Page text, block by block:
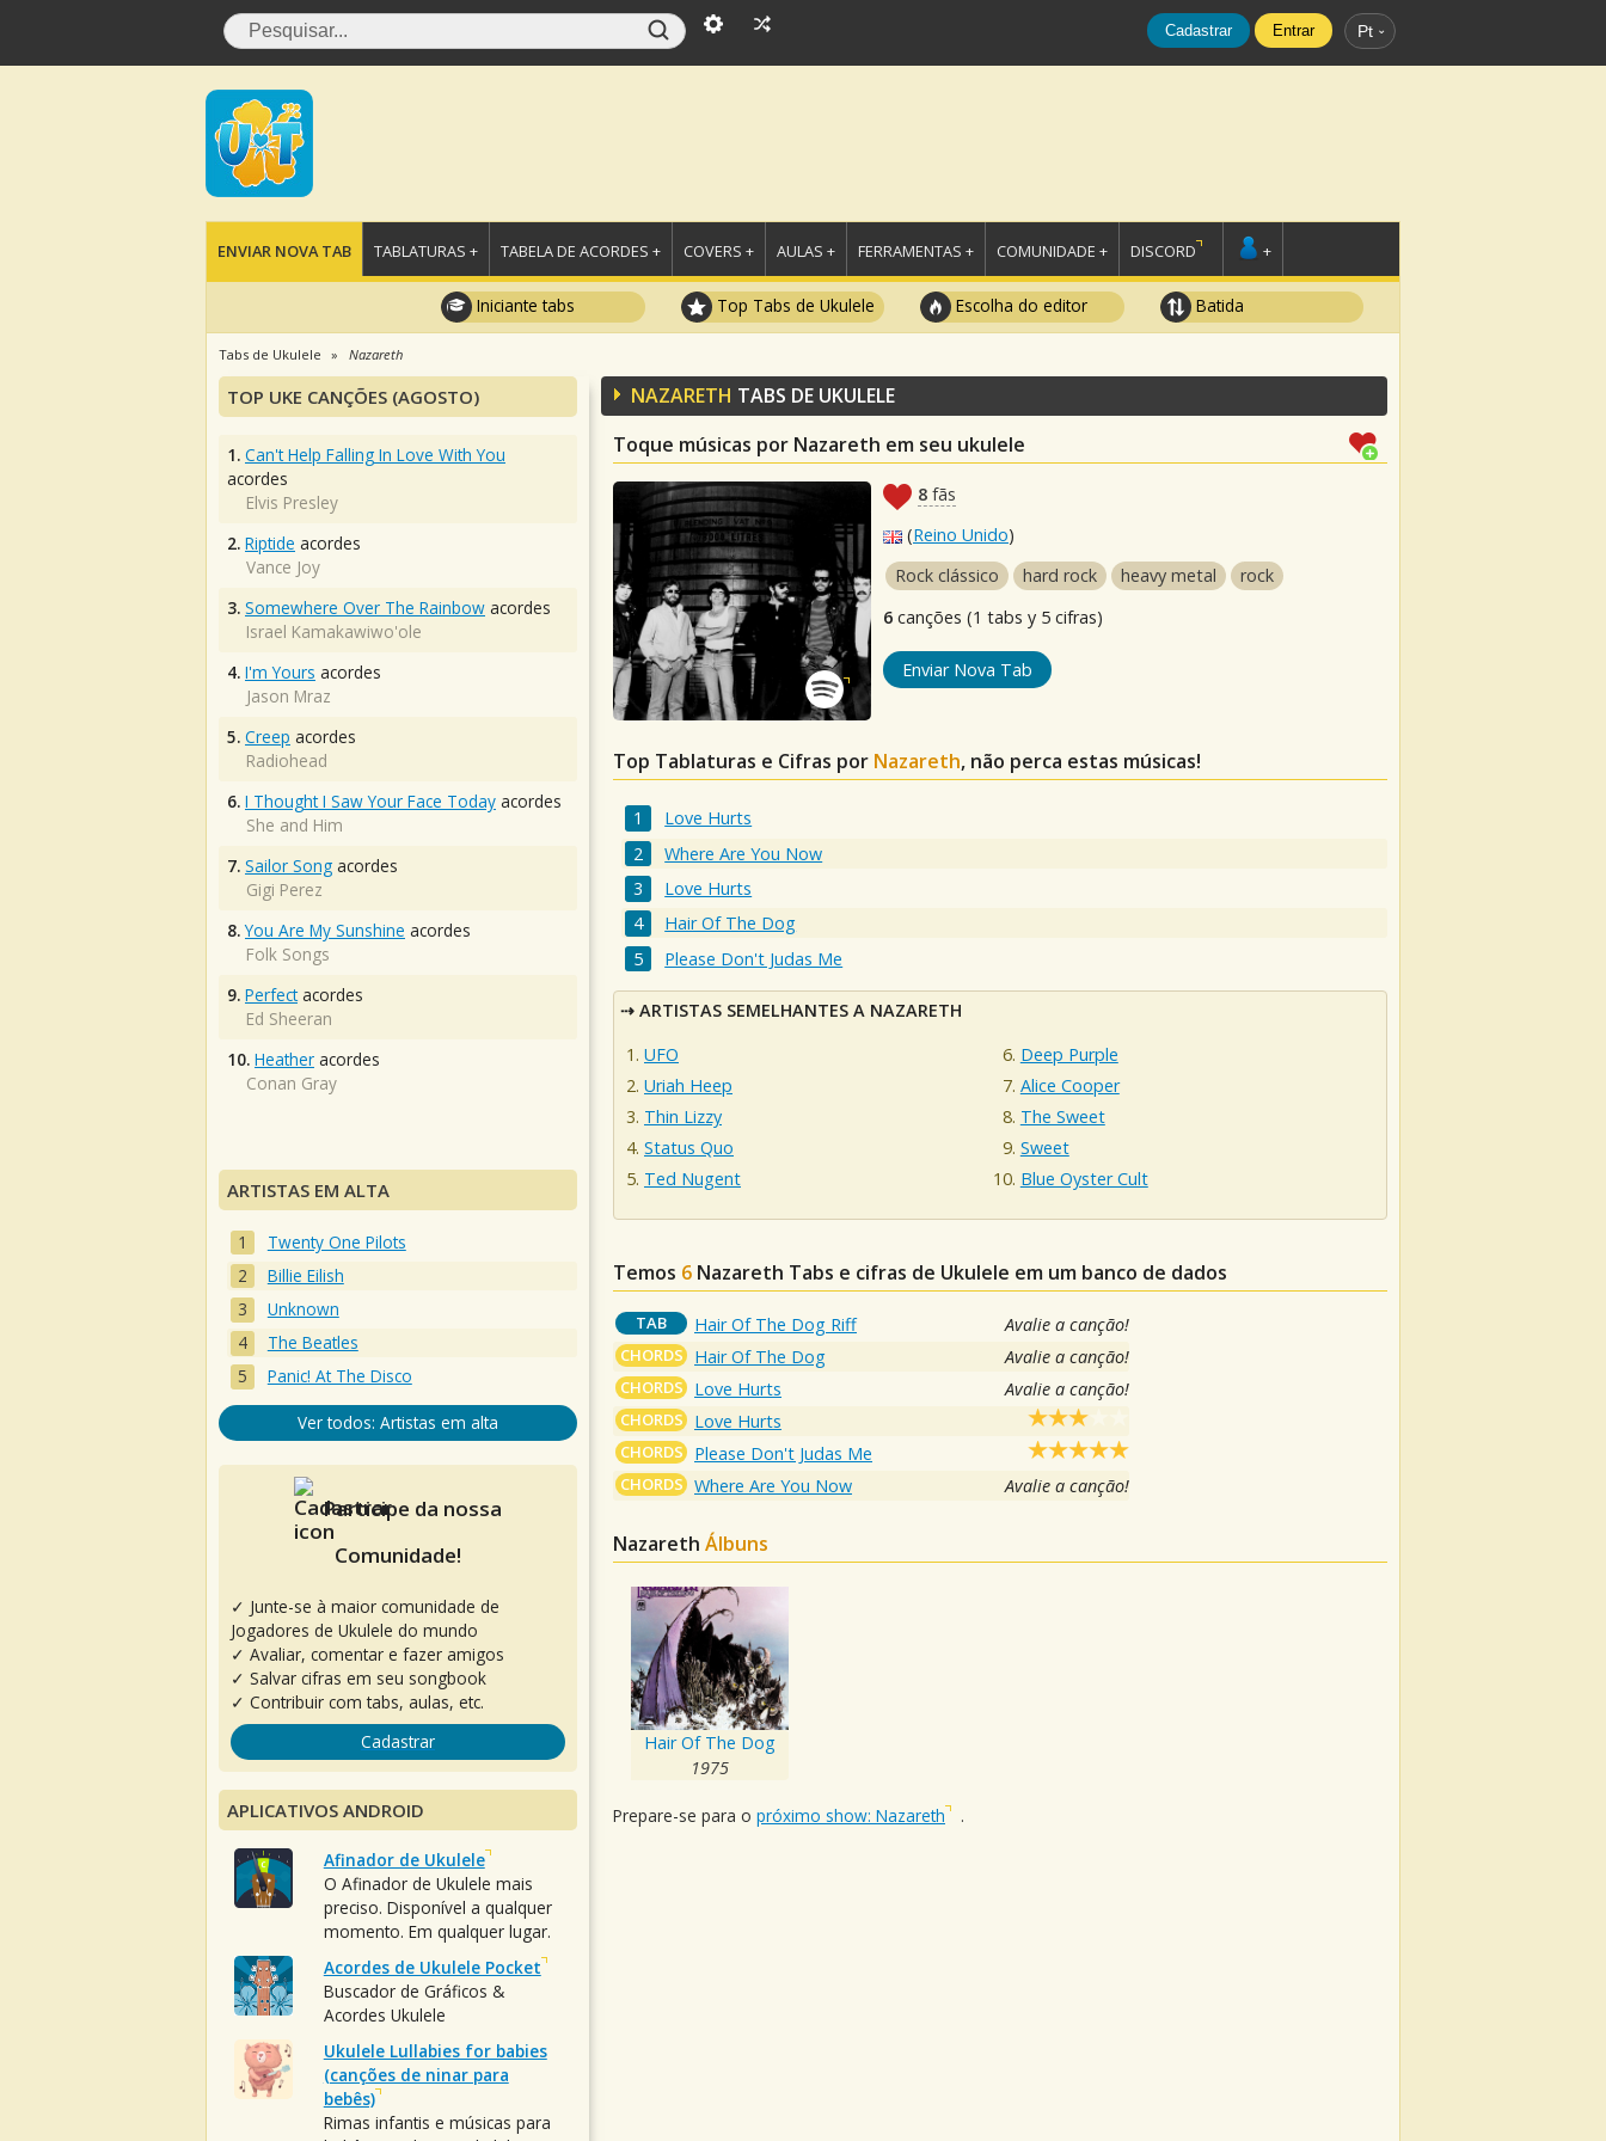
Cadastrar Entrar Pt
ENVIAR NOVA TAB TABLATURAS + TABELA DE ACORDES + COVERS + AULAS + FERRAMENTAS + COMUNIDADE + DISCORD +
Iniciante tabs Top Tabs de Ukulele Escolha do editor Batida
Tabs de Ukulele Nazareth
NAZARETH TABS DE UKULELE
Toque músicas por Nazareth em seu ukulele
8 fãs
(Reino Unido)
Rock clássico
hard rock heavy metal
rock
6 canções (1 tabs y 5 cifras)
Enviar Nova Tab
Top Tablaturas e Cifras por Nazareth, não perca estas músicas!
Love Hurts
Where Are You Now
Love Hurts
Hair Of The Dog
Please Don't Judas Me
ARTISTAS SEMELHANTES A NAZARETH
UFO
Uriah Heep
Thin Lizzy
Status Quo
Ted Nugent
Deep Purple
Alice Cooper
The Sweet
Sweet
Blue Oyster Cult
Temos 6 Nazareth Tabs e cifras de Ukulele em um banco de dados
TAB Hair Of The Dog Riff Avalie a canção!
CHORDS Hair Of The Dog Avalie a canção!
CHORDS Love Hurts Avalie a canção!
CHORDS Love Hurts
CHORDS Please Don't Judas Me
CHORDS Where Are You Now Avalie a canção!
Nazareth Álbuns
Hair Of The Dog
1975
Prepare-se para o próximo show: Nazareth .
TOP UKE CANÇÕES (AGOSTO)
1. Can't Help Falling In Love With You
acordes
Elvis Presley
2. Riptide acordes
Vance Joy
3. Somewhere Over The Rainbow acordes
Israel Kamakawiwo'ole
4. I'm Yours acordes
Jason Mraz
5. Creep acordes
Radiohead
6. I Thought I Saw Your Face Today acordes
She and Him
7. Sailor Song acordes
Gigi Perez
8. You Are My Sunshine acordes
Folk Songs
9. Perfectacordes
Ed Sheeran
10. Heather acordes
Conan Gray
ARTISTAS EM ALTA
Twenty One Pilots
Billie Eilish
Unknown
The Beatles
Panic! At The Disco
Ver todos: Artistas em alta
Participe da nossa
Comunidade!
✓ Junte-se à maior comunidade de
Jogadores de Ukulele do mundo
✓ Avaliar, comentar e fazer amigos
✓ Salvar cifras em seu songbook
✓ Contribuir com tabs, aulas, etc.
Cadastrar
APLICATIVOS ANDROID
Afinador de Ukulele
O Afinador de Ukulele mais
preciso. Disponível a qualquer
momento. Em qualquer lugar.
Acordes de Ukulele Pocket
Buscador de Gráficos &
Acordes Ukulele
Ukulele Lullabies for babies
(canções de ninar para
bebês)
Rimas infantis e músicas para